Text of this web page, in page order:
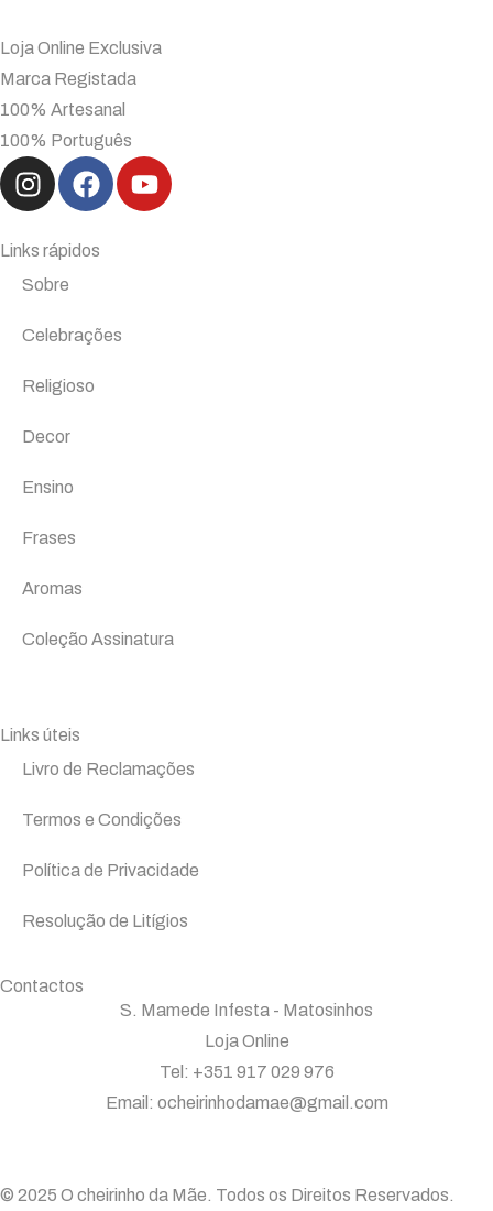
Loja Online Exclusiva
Marca Registada
100% Artesanal
100% Português
Links rápidos
Sobre
Celebrações
Religioso
Decor
Ensino
Frases
Aromas
Coleção Assinatura
Links úteis
Livro de Reclamações
Termos e Condições
Política de Privacidade
Resolução de Litígios
Contactos
S. Mamede Infesta - Matosinhos
Loja Online
Tel: +351 917 029 976
Email: ocheirinhodamae@gmail.com
© 2025 O cheirinho da Mãe. Todos os Direitos Reservados.